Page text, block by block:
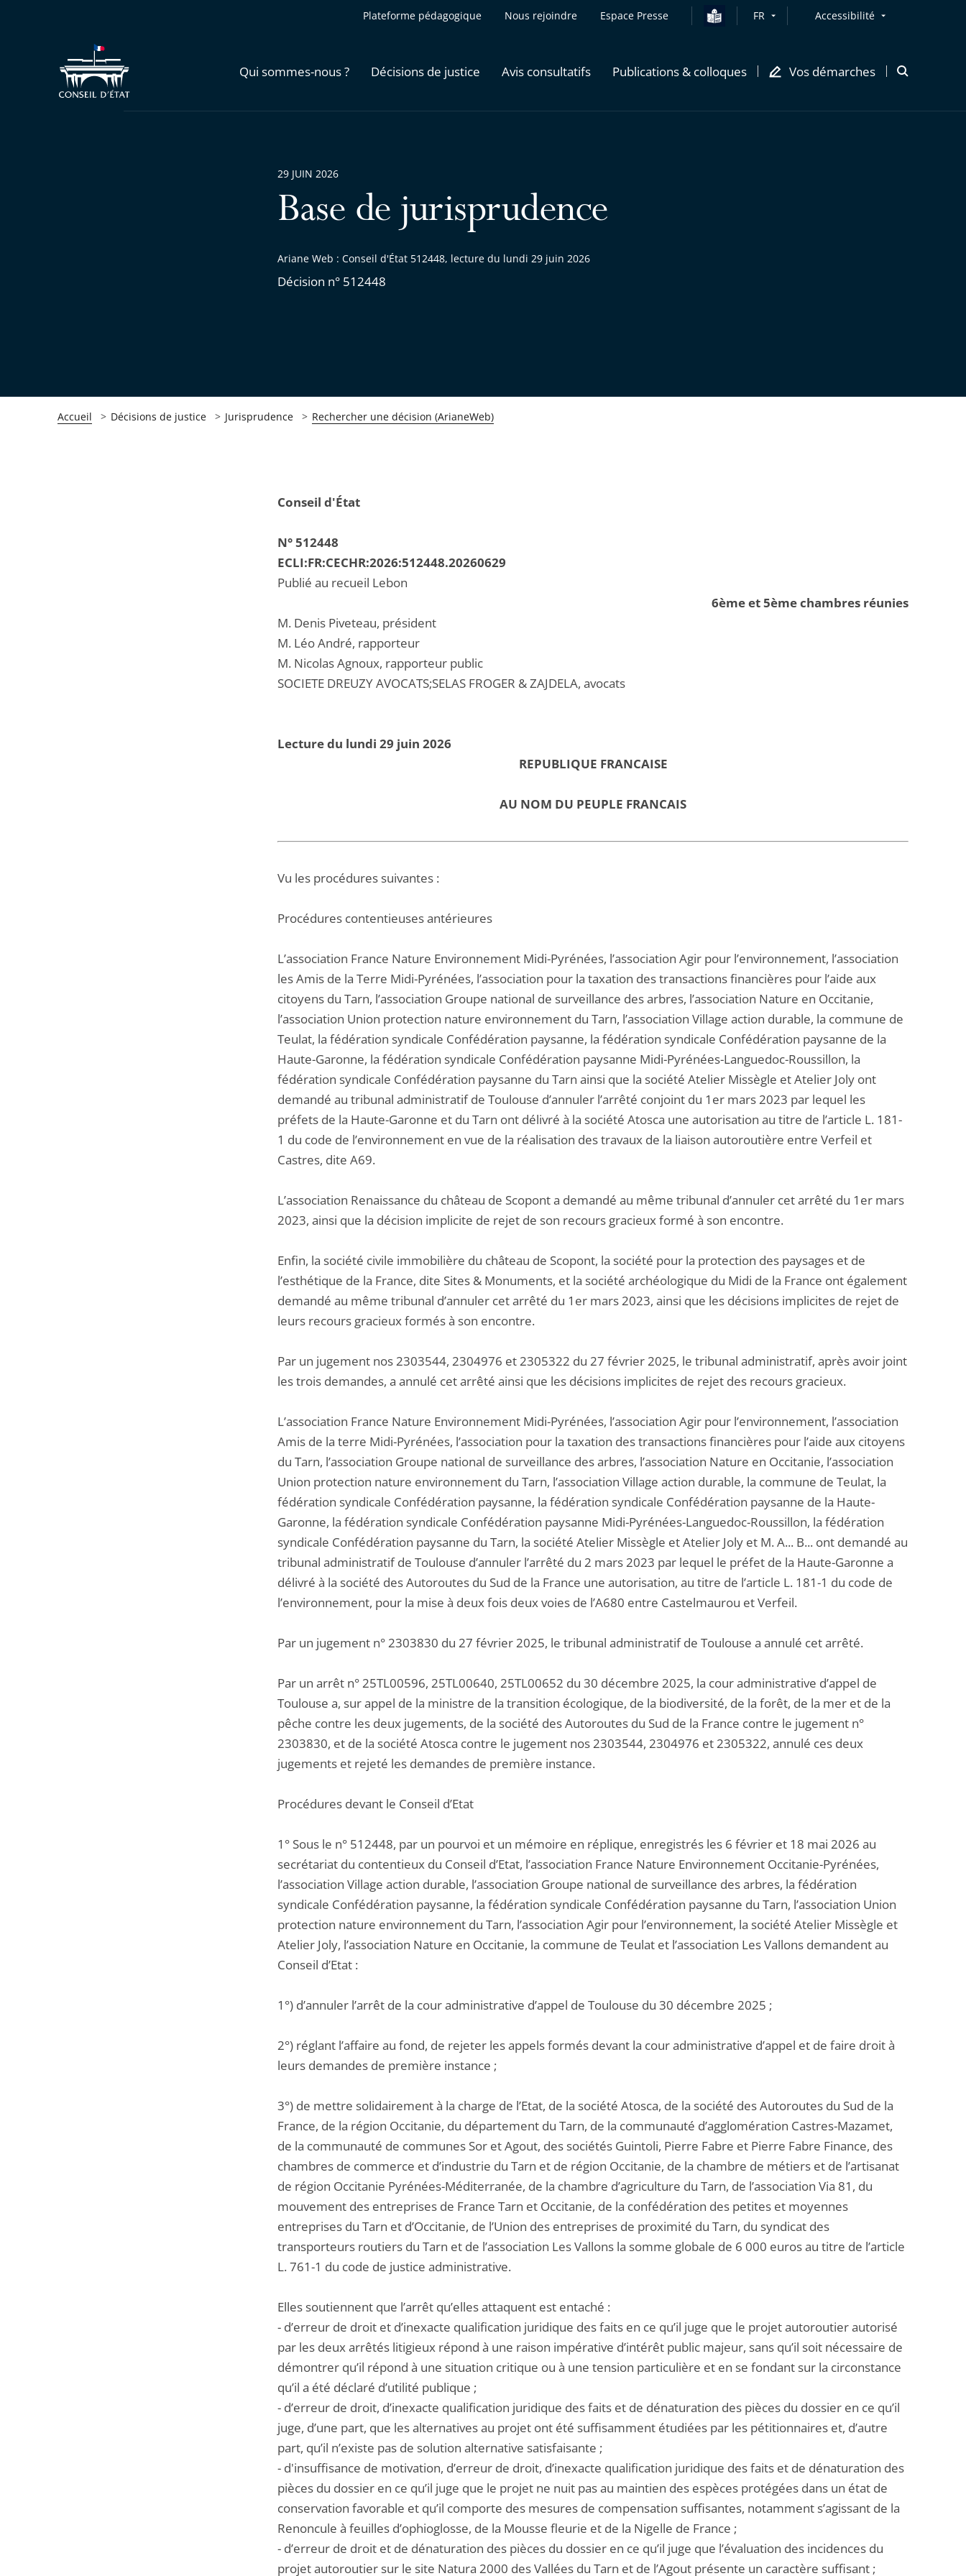
Plateforme pédagogique Nous rejoindre Espace Presse FR Accessibilité
Qui sommes-nous ? Décisions de justice Avis consultatifs Publications & colloques Vos démarches
Ouvrir
Base de jurisprudence
Ariane Web : Conseil d'État 512448, lecture du lundi 29 juin 2026
Décision n° 512448
29 JUIN 2026
Accueil Décisions de justice Jurisprudence Rechercher une décision (ArianeWeb)
Conseil d'État
N° 512448
ECLI:FR:CECHR:2026:512448.20260629
Publié au recueil Lebon
6ème et 5ème chambres réunies
M. Denis Piveteau, président
M. Léo André, rapporteur
M. Nicolas Agnoux, rapporteur public
SOCIETE DREUZY AVOCATS;SELAS FROGER & ZAJDELA, avocats
Lecture du lundi 29 juin 2026
REPUBLIQUE FRANCAISE
AU NOM DU PEUPLE FRANCAIS
Vu les procédures suivantes :
Procédures contentieuses antérieures
L’association France Nature Environnement Midi-Pyrénées, l’association Agir pour l’environnement, l’association
les Amis de la Terre Midi-Pyrénées, l’association pour la taxation des transactions financières pour l’aide aux
citoyens du Tarn, l’association Groupe national de surveillance des arbres, l’association Nature en Occitanie,
l’association Union protection nature environnement du Tarn, l’association Village action durable, la commune de
Teulat, la fédération syndicale Confédération paysanne, la fédération syndicale Confédération paysanne de la
Haute-Garonne, la fédération syndicale Confédération paysanne Midi-Pyrénées-Languedoc-Roussillon, la
fédération syndicale Confédération paysanne du Tarn ainsi que la société Atelier Missègle et Atelier Joly ont
demandé au tribunal administratif de Toulouse d’annuler l’arrêté conjoint du 1er mars 2023 par lequel les
préfets de la Haute-Garonne et du Tarn ont délivré à la société Atosca une autorisation au titre de l’article L. 181-
1 du code de l’environnement en vue de la réalisation des travaux de la liaison autoroutière entre Verfeil et
Castres, dite A69.
L’association Renaissance du château de Scopont a demandé au même tribunal d’annuler cet arrêté du 1er mars
2023, ainsi que la décision implicite de rejet de son recours gracieux formé à son encontre.
Enfin, la société civile immobilière du château de Scopont, la société pour la protection des paysages et de
l’esthétique de la France, dite Sites & Monuments, et la société archéologique du Midi de la France ont également
demandé au même tribunal d’annuler cet arrêté du 1er mars 2023, ainsi que les décisions implicites de rejet de
leurs recours gracieux formés à son encontre.
Par un jugement nos 2303544, 2304976 et 2305322 du 27 février 2025, le tribunal administratif, après avoir joint
les trois demandes, a annulé cet arrêté ainsi que les décisions implicites de rejet des recours gracieux.
L’association France Nature Environnement Midi-Pyrénées, l’association Agir pour l’environnement, l’association
Amis de la terre Midi-Pyrénées, l’association pour la taxation des transactions financières pour l’aide aux citoyens
du Tarn, l’association Groupe national de surveillance des arbres, l’association Nature en Occitanie, l’association
Union protection nature environnement du Tarn, l’association Village action durable, la commune de Teulat, la
fédération syndicale Confédération paysanne, la fédération syndicale Confédération paysanne de la Haute-
Garonne, la fédération syndicale Confédération paysanne Midi-Pyrénées-Languedoc-Roussillon, la fédération
syndicale Confédération paysanne du Tarn, la société Atelier Missègle et Atelier Joly et M. A... B... ont demandé au
tribunal administratif de Toulouse d’annuler l’arrêté du 2 mars 2023 par lequel le préfet de la Haute-Garonne a
délivré à la société des Autoroutes du Sud de la France une autorisation, au titre de l’article L. 181-1 du code de
l’environnement, pour la mise à deux fois deux voies de l’A680 entre Castelmaurou et Verfeil.
Par un jugement n° 2303830 du 27 février 2025, le tribunal administratif de Toulouse a annulé cet arrêté.
Par un arrêt n° 25TL00596, 25TL00640, 25TL00652 du 30 décembre 2025, la cour administrative d’appel de
Toulouse a, sur appel de la ministre de la transition écologique, de la biodiversité, de la forêt, de la mer et de la
pêche contre les deux jugements, de la société des Autoroutes du Sud de la France contre le jugement n°
2303830, et de la société Atosca contre le jugement nos 2303544, 2304976 et 2305322, annulé ces deux
jugements et rejeté les demandes de première instance.
Procédures devant le Conseil d’Etat
1° Sous le n° 512448, par un pourvoi et un mémoire en réplique, enregistrés les 6 février et 18 mai 2026 au
secrétariat du contentieux du Conseil d’Etat, l’association France Nature Environnement Occitanie-Pyrénées,
l’association Village action durable, l’association Groupe national de surveillance des arbres, la fédération
syndicale Confédération paysanne, la fédération syndicale Confédération paysanne du Tarn, l’association Union
protection nature environnement du Tarn, l’association Agir pour l’environnement, la société Atelier Missègle et
Atelier Joly, l’association Nature en Occitanie, la commune de Teulat et l’association Les Vallons demandent au
Conseil d’Etat :
1°) d’annuler l’arrêt de la cour administrative d’appel de Toulouse du 30 décembre 2025 ;
2°) réglant l’affaire au fond, de rejeter les appels formés devant la cour administrative d’appel et de faire droit à
leurs demandes de première instance ;
3°) de mettre solidairement à la charge de l’Etat, de la société Atosca, de la société des Autoroutes du Sud de la
France, de la région Occitanie, du département du Tarn, de la communauté d’agglomération Castres-Mazamet,
de la communauté de communes Sor et Agout, des sociétés Guintoli, Pierre Fabre et Pierre Fabre Finance, des
chambres de commerce et d’industrie du Tarn et de région Occitanie, de la chambre de métiers et de l’artisanat
de région Occitanie Pyrénées-Méditerranée, de la chambre d’agriculture du Tarn, de l’association Via 81, du
mouvement des entreprises de France Tarn et Occitanie, de la confédération des petites et moyennes
entreprises du Tarn et d’Occitanie, de l’Union des entreprises de proximité du Tarn, du syndicat des
transporteurs routiers du Tarn et de l’association Les Vallons la somme globale de 6 000 euros au titre de l’article
L. 761-1 du code de justice administrative.
Elles soutiennent que l’arrêt qu’elles attaquent est entaché :
- d’erreur de droit et d’inexacte qualification juridique des faits en ce qu’il juge que le projet autoroutier autorisé
par les deux arrêtés litigieux répond à une raison impérative d’intérêt public majeur, sans qu’il soit nécessaire de
démontrer qu’il répond à une situation critique ou à une tension particulière et en se fondant sur la circonstance
qu’il a été déclaré d’utilité publique ;
- d’erreur de droit, d’inexacte qualification juridique des faits et de dénaturation des pièces du dossier en ce qu’il
juge, d’une part, que les alternatives au projet ont été suffisamment étudiées par les pétitionnaires et, d’autre
part, qu’il n’existe pas de solution alternative satisfaisante ;
- d'insuffisance de motivation, d’erreur de droit, d’inexacte qualification juridique des faits et de dénaturation des
pièces du dossier en ce qu’il juge que le projet ne nuit pas au maintien des espèces protégées dans un état de
conservation favorable et qu’il comporte des mesures de compensation suffisantes, notamment s’agissant de la
Renoncule à feuilles d’ophioglosse, de la Mousse fleurie et de la Nigelle de France ;
- d’erreur de droit et de dénaturation des pièces du dossier en ce qu’il juge que l’évaluation des incidences du
projet autoroutier sur le site Natura 2000 des Vallées du Tarn et de l’Agout présente un caractère suffisant ;